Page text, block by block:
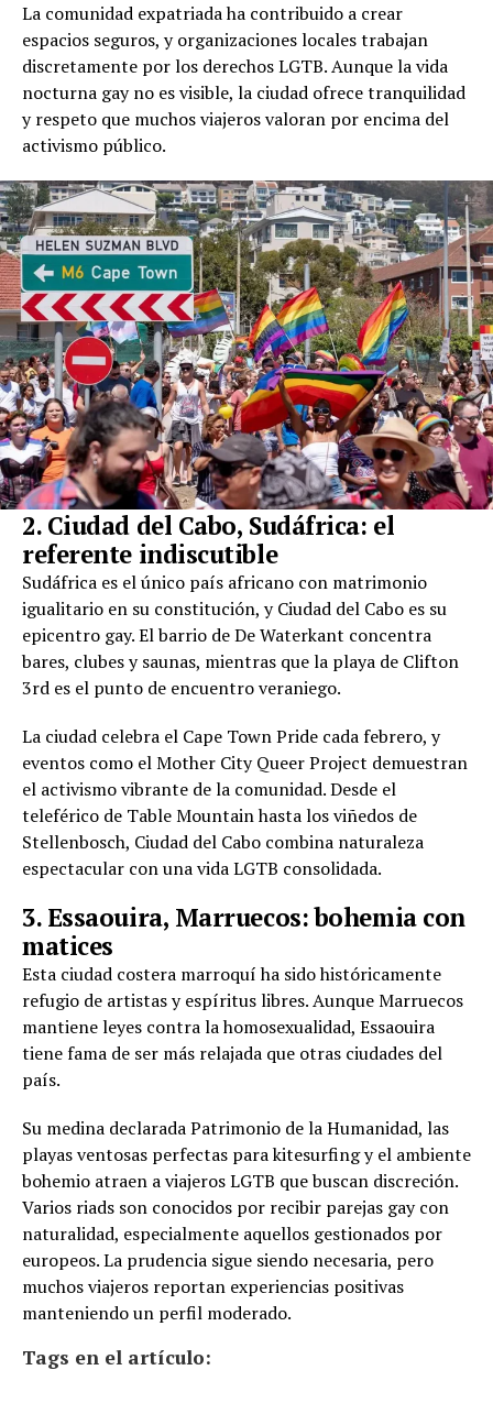
La comunidad expatriada ha contribuido a crear
espacios seguros, y organizaciones locales trabajan
discretamente por los derechos LGTB. Aunque la vida
nocturna gay no es visible, la ciudad ofrece tranquilidad
y respeto que muchos viajeros valoran por encima del
activismo público.
2. Ciudad del Cabo, Sudáfrica: el
referente indiscutible
Sudáfrica es el único país africano con matrimonio
igualitario en su constitución, y Ciudad del Cabo es su
epicentro gay. El barrio de De Waterkant concentra
bares, clubes y saunas, mientras que la playa de Clifton
3rd es el punto de encuentro veraniego.
La ciudad celebra el Cape Town Pride cada febrero, y
eventos como el Mother City Queer Project demuestran
el activismo vibrante de la comunidad. Desde el
teleférico de Table Mountain hasta los viñedos de
Stellenbosch, Ciudad del Cabo combina naturaleza
espectacular con una vida LGTB consolidada.
3. Essaouira, Marruecos: bohemia con
matices
Esta ciudad costera marroquí ha sido históricamente
refugio de artistas y espíritus libres. Aunque Marruecos
mantiene leyes contra la homosexualidad, Essaouira
tiene fama de ser más relajada que otras ciudades del
país.
Su medina declarada Patrimonio de la Humanidad, las
playas ventosas perfectas para kitesurfing y el ambiente
bohemio atraen a viajeros LGTB que buscan discreción.
Varios riads son conocidos por recibir parejas gay con
naturalidad, especialmente aquellos gestionados por
europeos. La prudencia sigue siendo necesaria, pero
muchos viajeros reportan experiencias positivas
manteniendo un perfil moderado.
Tags en el artículo: